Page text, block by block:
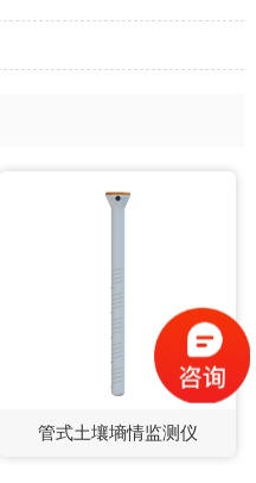
管式土壤墒情监测仪